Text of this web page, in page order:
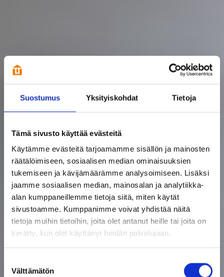
Suostumus Yksityiskohdat Tietoja
Tämä sivusto käyttää evästeitä
Käytämme evästeitä tarjoamamme sisällön ja mainosten
räätälöimiseen, sosiaalisen median ominaisuuksien
tukemiseen ja kävijämäärämme analysoimiseen. Lisäksi
jaamme sosiaalisen median, mainosalan ja analytiikka-
alan kumppaneillemme tietoja siitä, miten käytät
sivustoamme. Kumppanimme voivat yhdistää näitä
tietoja muihin tietoihin, joita olet antanut heille tai joita on
kerätty, kun olet käyttänyt heidän palvelujaan.
valinta
Välttämätön